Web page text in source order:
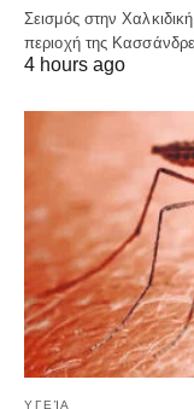
Σεισμός στην
περιοχή της
4 hours ago
ΥΓΕΊΑ